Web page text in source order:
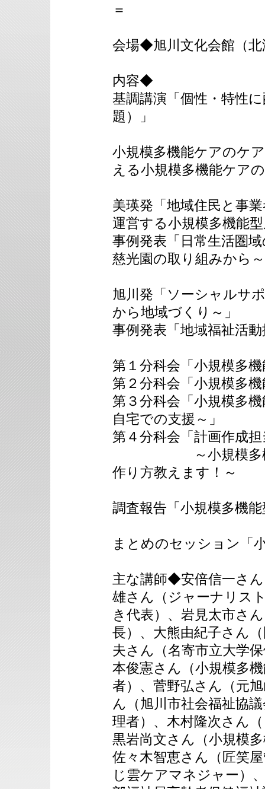
＝
会場◆旭川文化会館（北
内容◆
基調講演「個性・特性
題）」
小規模多機能ケアのケ
える小規模多機能ケア
美瑛発「地域住民と事
運営する小規模多機能
事例発表「日常生活圏
慈光園の取り組みから
旭川発「ソーシャルサ
から地域づくり～」
事例発表「地域福祉活
第１分科会「小規模多
第２分科会「小規模多
第３分科会「小規模多
自宅での支援～」
第４分科会「計画作成
～小規模多機能
作り方教えます！～
調査報告「小規模多機
まとめのセッション「
主な講師◆安倍信一さ
雄さん（ジャーナリス
き代表）、岩見太市さ
長）、大熊由紀子さん
夫さん（名寄市立大学
本俊憲さん（小規模多
者）、菅野弘さん（元
ん（旭川市社会福祉協
理者）、木村隆次さん
黒岩尚文さん（小規模
佐々木智恵さん（匠笑
じ雲ケアマネジャー）